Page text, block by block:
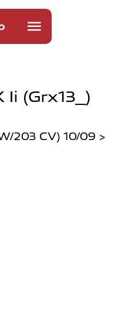
Ii (grx13_)
203 CV) 10/09 >